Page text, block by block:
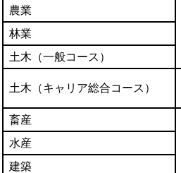
農業
林業
土木（一般コース）
土木（キャリア総合コース）
畜産
水産
建築